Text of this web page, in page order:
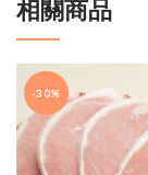
相關商品
-30%